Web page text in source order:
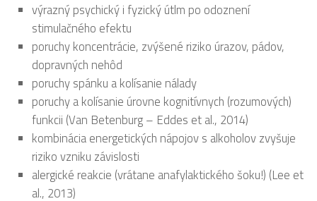
výrazný psychický i fyzický útlm po odoznení
stimulačného efektu
poruchy koncentrácie, zvýšené riziko úrazov, pádov,
dopravných nehôd
poruchy spánku a kolísanie nálady
poruchy a kolísanie úrovne kognitívnych (rozumových)
funkcii (Van Betenburg – Eddes et al., 2014)
kombinácia energetických nápojov s alkoholov zvyšuje
riziko vzniku závislosti
alergické reakcie (vrátane anafylaktického šoku!) (Lee et
al., 2013)